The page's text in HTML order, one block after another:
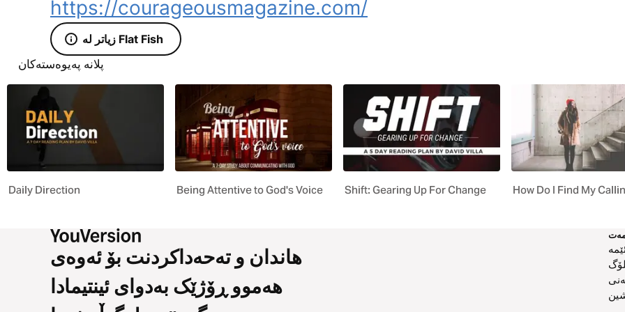
https://courageousmagazine.com/
زیاتر لە Flat Fish
پلانە پەیوەستەکان
Daily Direction Being Attentive to God's Voice Shift: Gearing Up For Change How Do I Find My
هاندان و تەحەداکردنت بۆ ئەوەی
هەموو ڕۆژێک بەدوای ئینتیمادا